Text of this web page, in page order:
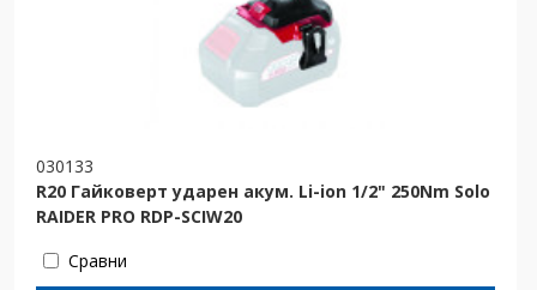
030133
R20 Гайковерт ударен акум. Li-ion 1/2" 250Nm Solo
RAIDER PRO RDP-SCIW20
Сравни